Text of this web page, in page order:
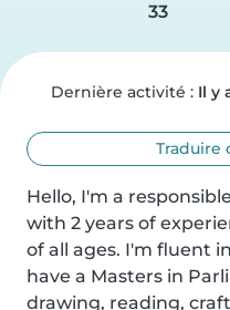
33
Dernière activité : Il y
Traduire
Hello, I'm a
with 2 years of
of all ages. I'm fluent
have a Masters in
drawing, reading,